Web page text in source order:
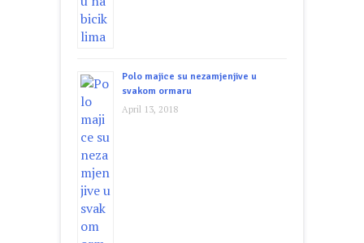
Polo majice su nezamjenjive u
svakom ormaru
April 13, 2018